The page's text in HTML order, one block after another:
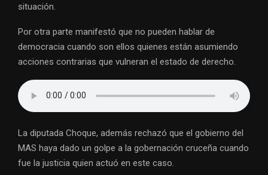
situación.
Por otra parte manifestó que no pueden hablar de
democracia cuando son ellos quienes están asumiendo
acciones contrarias que vulneran el estado de derecho.
La diputada Choque, además rechazó que el gobierno del
MAS haya dado un golpe a la gobernación cruceña cuando
fue la justicia quien actuó en este caso.